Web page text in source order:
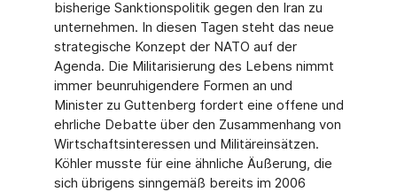
bisherige Sanktionspolitik gegen den Iran zu
unternehmen. In diesen Tagen steht das neue
strategische Konzept der NATO auf der
Agenda. Die Militarisierung des Lebens nimmt
immer beunruhigendere Formen an und
Minister zu Guttenberg fordert eine offene und
ehrliche Debatte über den Zusammenhang von
Wirtschaftsinteressen und Militäreinsätzen.
Köhler musste für eine ähnliche Äußerung, die
sich übrigens sinngemäß bereits im 2006